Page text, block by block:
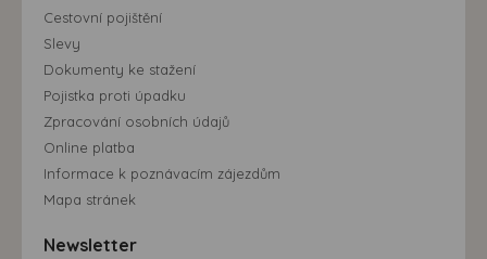
Cestovní pojištění
Slevy
Dokumenty ke stažení
Pojistka proti úpadku
Zpracování osobních údajů
Online platba
Informace k poznávacím zájezdům
Mapa stránek
Newsletter